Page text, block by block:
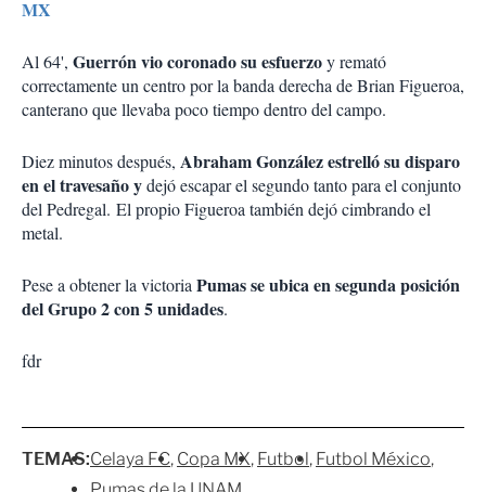
MX
Al 64', Guerrón vio coronado su esfuerzoy remató
correctamente un centro por la banda derecha de Brian Figueroa,
canterano que llevaba poco tiempo dentro del campo.
Diez minutos después, Abraham González estrelló su disparo
en el travesaño ydejó escapar el segundo tanto para el conjunto
del Pedregal. El propio Figueroa también dejó cimbrando el
metal.
Pese a obtener la victoriaPumas se ubica en segunda posición
del Grupo 2 con 5 unidades.
fdr
TEMAS:Celaya FC Copa MX Futbol
Futbol México